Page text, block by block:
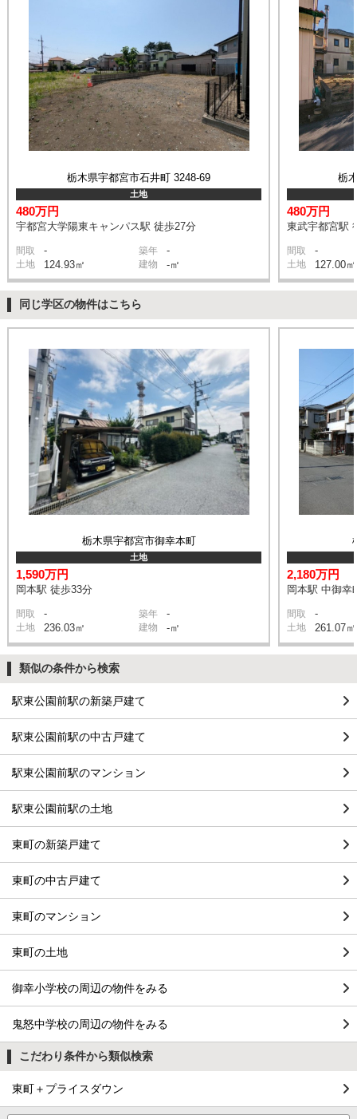
栃木県宇都宮市石井町 3248-69
土地
480万円
宇都宮大学陽東キャンパス駅 徒歩27分
間取 - 築年 -
土地 124.93㎡ 建物 -㎡
栃
480万円
東武宇都宮駅
間取 -
土地 127.00㎡
同じ学区の物件はこちら
栃木県宇都宮市御幸本町
土地
1,590万円
岡本駅 徒歩33分
間取 - 築年 -
土地 236.03㎡ 建物 -㎡
2,180万円
岡本駅 中御幸
間取 -
土地 261.07㎡
類似の条件から検索
駅東公園前駅の新築戸建て
駅東公園前駅の中古戸建て
駅東公園前駅のマンション
駅東公園前駅の土地
東町の新築戸建て
東町の中古戸建て
東町のマンション
東町の土地
御幸小学校の周辺の物件をみる
鬼怒中学校の周辺の物件をみる
こだわり条件から類似検索
東町＋プライスダウン